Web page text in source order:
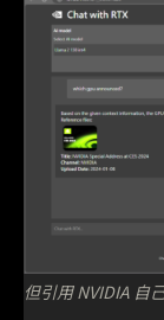
但引用 NVIDIA 自